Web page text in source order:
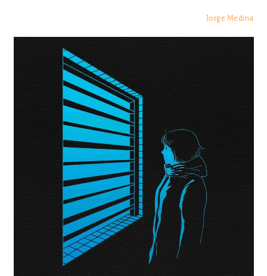
Jorge Medina